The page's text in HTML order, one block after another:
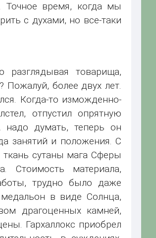
Точное время, когда мы
с духами, но все-таки
разглядывая товарища,
Пожалуй, более двух лет.
Когда-то изможденно-
отпустил опрятную
думать, теперь он
занятий и положения. С
ткань сутаны мага Сферы
Стоимость материала,
трудно было даже
в виде Солнца,
драгоценных камней,
Гархаллокс приобрел